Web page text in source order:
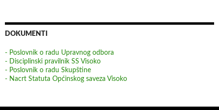
DOKUMENTI
- Poslovnik o radu Upravnog odbora
- Disciplinski pravilnik SS Visoko
- Poslovnik o radu Skupštine
- Nacrt Statuta Općinskog saveza Visoko